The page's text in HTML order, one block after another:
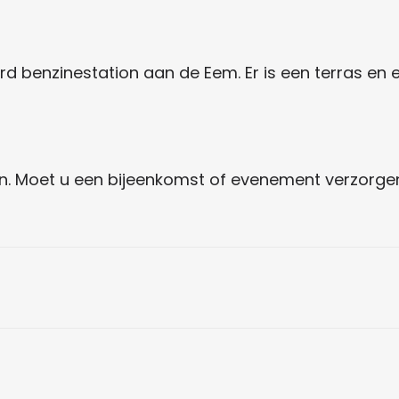
benzinestation aan de Eem. Er is een terras en
Moet u een bijeenkomst of evenement